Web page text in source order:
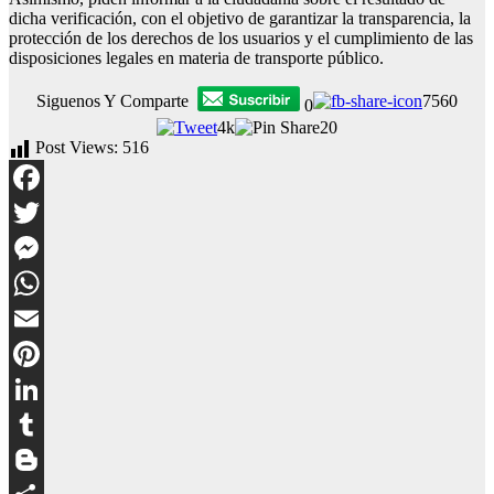
dicha verificación, con el objetivo de garantizar la transparencia, la
protección de los derechos de los usuarios y el cumplimiento de las
disposiciones legales en materia de transporte público.
Siguenos Y Comparte 0
7560
4k
20
Post Views: 516
Facebook
Twitter
Messenger
WhatsApp
Email
Pinterest
LinkedIn
Tumblr